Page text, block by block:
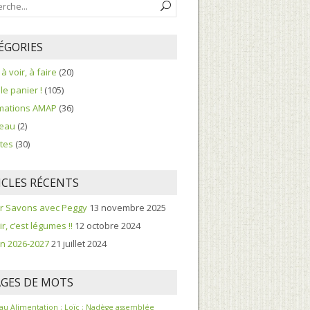
à voir, à faire (20)
panier ! (105)
AMAP (36)
(2)
(30)
RÉCENTS
Savons avec Peggy 13 novembre 2025
c’est légumes !! 12 octobre 2024
2026-202721 juillet 2024
DE MOTS
Alimentation ; Loïc ; Nadège assemblée